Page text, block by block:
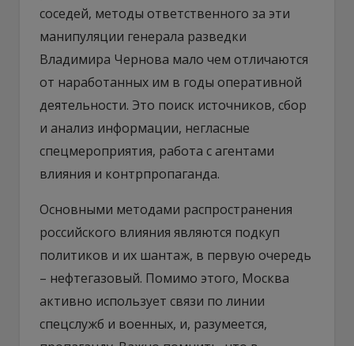
соседей, методы ответственного за эти
манипуляции генерала разведки
Владимира Чернова мало чем отличаются
от наработанных им в годы оперативной
деятельности. Это поиск источников, сбор
и анализ информации, негласные
спецмероприятия, работа с агентами
влияния и контрпропаганда.
Основными методами распространения
российского влияния являются подкуп
политиков и их шантаж, в первую очередь
– нефтегазовый. Помимо этого, Москва
активно использует связи по линии
спецслужб и военных, и, разумеется,